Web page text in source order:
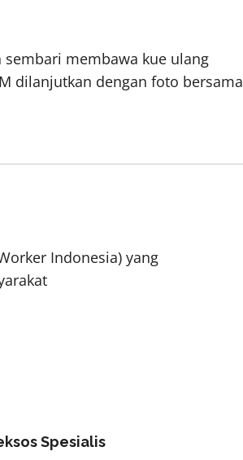
membawa kue ulang
dilanjutkan dengan foto bersama
Indonesia) yang
Spesialis